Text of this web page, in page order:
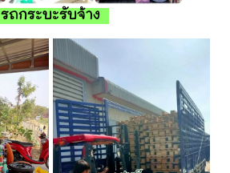
รถกระบะรับจ้าง